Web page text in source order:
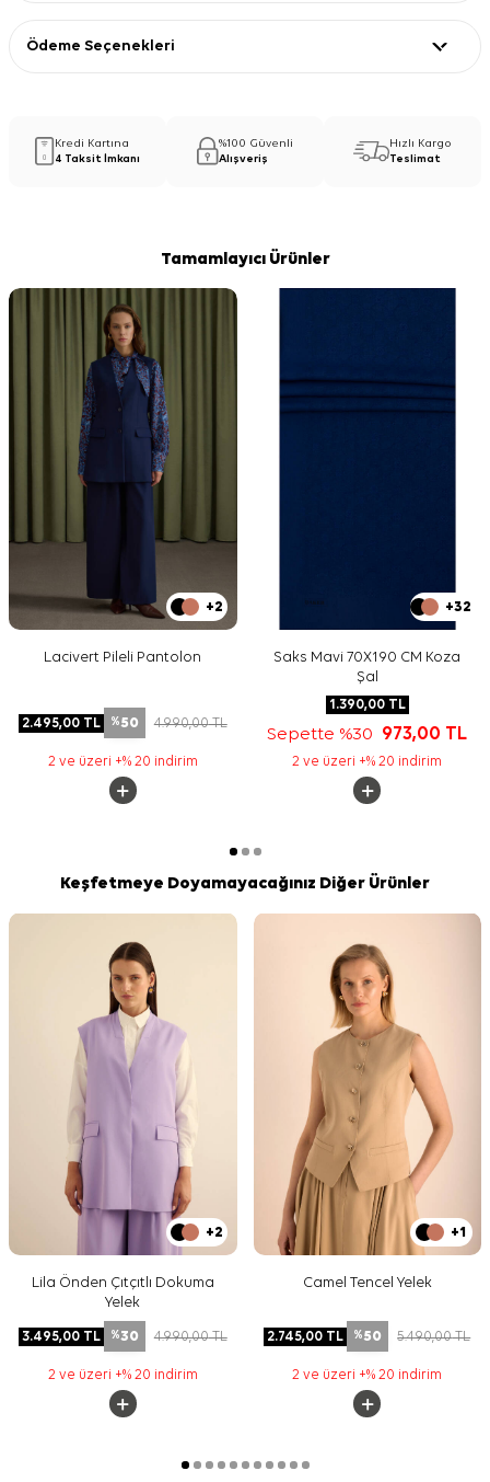
Ödeme Seçenekleri
Kredi Kartına
4 Taksit İmkanı
%100 Güvenli
Alışveriş
Hızlı Kargo
Teslimat
Tamamlayıcı Ürünler
+2
Lacivert Pileli Pantolon
2.495,00TL %50 4.990,00TL
2 ve üzeri +% 20 indirim
+32
Saks Mavi 70X190 CM Koza
Şal
1.390,00TL
Sepette %30 973,00 TL
2 ve üzeri +% 20 indirim
Keşfetmeye Doyamayacağınız Diğer Ürünler
+2
Lila Önden Çıtçıtlı Dokuma
Yelek
3.495,00TL %30 4.990,00TL
2 ve üzeri +% 20 indirim
+1
Camel Tencel Yelek
2.745,00 TL %50 5.490,00TL
2 ve üzeri +% 20 indirim